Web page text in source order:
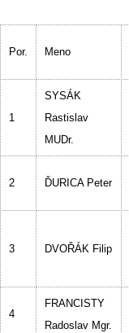
Por. Meno
1
SYSÁK
Rastislav
MUDr.
2 ĎURICA Peter
3 DVOŘÁK Filip
4
FRANCISTY
Radoslav Mgr.